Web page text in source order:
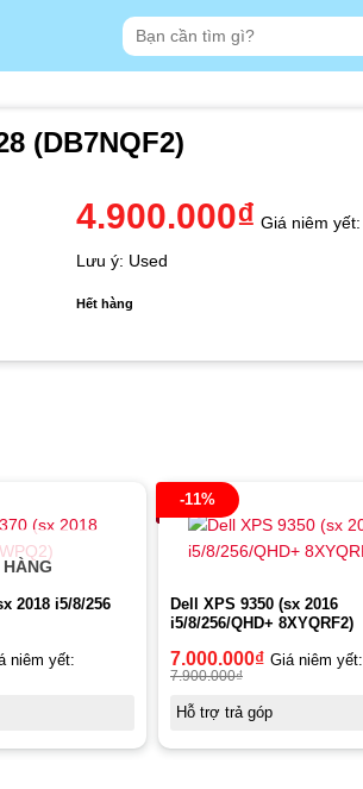
Tìm
kiếm:
(DB7NQF2)
4.900.000₫ Giá niêm yết:
Lưu ý: Used
Hết hàng
HÀNG
2018 i5/8/256
niêm yết:
-11%
Dell XPS 9350 (sx 2016
i5/8/256/QHD+ 8XYQRF2)
7.000.000₫ Giá niêm yết:
7.900.000₫
Hỗ trợ trả góp